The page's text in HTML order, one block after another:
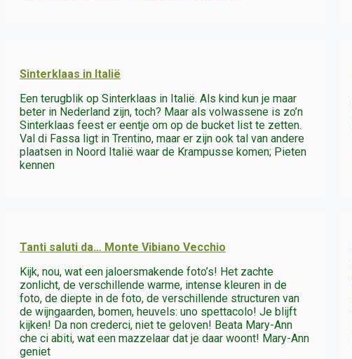
Sinterklaas in Italië
Een terugblik op Sinterklaas in Italië. Als kind kun je maar
beter in Nederland zijn, toch? Maar als volwassene is zo’n
Sinterklaas feest er eentje om op de bucket list te zetten.
Val di Fassa ligt in Trentino, maar er zijn ook tal van andere
plaatsen in Noord Italië waar de Krampusse komen; Pieten
kennen
Tanti saluti da… Monte Vibiano Vecchio
Kijk, nou, wat een jaloersmakende foto’s! Het zachte
zonlicht, de verschillende warme, intense kleuren in de
foto, de diepte in de foto, de verschillende structuren van
de wijngaarden, bomen, heuvels: uno spettacolo! Je blijft
kijken! Da non crederci, niet te geloven! Beata Mary-Ann
che ci abiti, wat een mazzelaar dat je daar woont! Mary-Ann
geniet